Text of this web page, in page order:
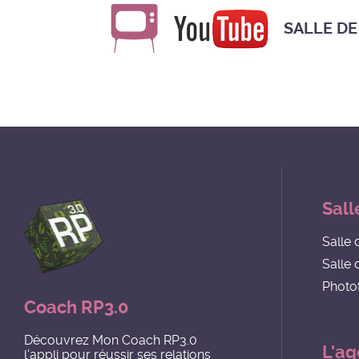
SALLE
Coach RP3.0
Découvrez Mon Coach RP3.0
l'appli pour réussir ses relations
Salle
Salle